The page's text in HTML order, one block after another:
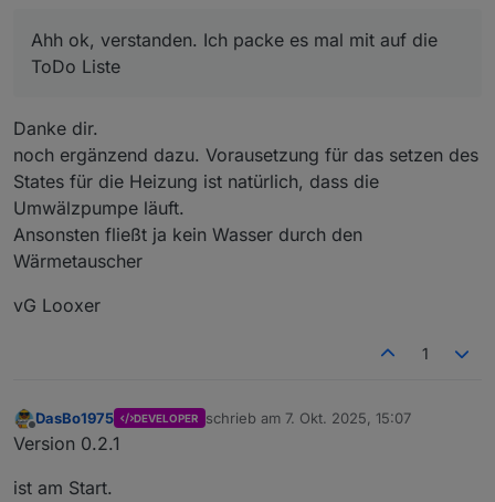
Welche Daten liefert denn dein
Hi,
ist ein State (also an aus).
Die Heizung soll eben solange auf "an"
stehen bis die Ziel-temperatur erreicht ist.
ToDo Liste
Ahh ok, verstanden. Ich packe es mal mit auf die
ToDo Liste
Danke dir.
noch ergänzend dazu. Vorausetzung für das setzen des
States für die Heizung ist natürlich, dass die
Umwälzpumpe läuft.
Ansonsten fließt ja kein Wasser durch den
Wärmetauscher
vG Looxer
1
Offline
DasBo1975 DEVELOPER schrieb am 7. Okt. 2025, 15:07
zuletzt editiert von
Version 0.2.1
ist am Start.